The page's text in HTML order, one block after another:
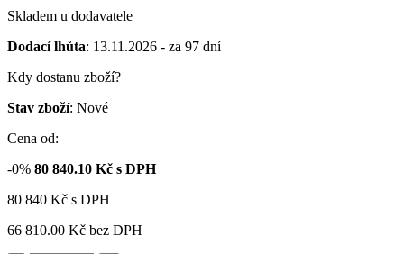
Skladem u dodavatele
Dodací lhůta: 13.11.2026 - za 97 dní
Kdy dostanu zboží?
Stav zboží: Nové
Cena od:
-0% 80 840.10 Kč s DPH
80 840 Kč s DPH
66 810.00 Kč bez DPH